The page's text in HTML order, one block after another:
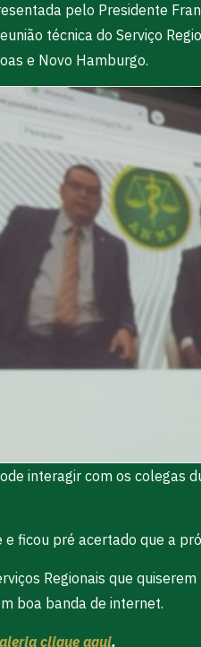
pelo Presidente
técnica do Serviço
e Novo Hamburgo.
interagir com os colegas
ficou pré acertado que a
Regionais que
boa banda de internet.
clique aqui.